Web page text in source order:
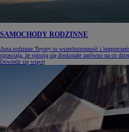
SAMOCHODY RODZINNE
Auta rodzinne Toyoty to wszechstronność i
sprawiają, że spisują się doskonale zarówno na co
Dowiedz się więcej